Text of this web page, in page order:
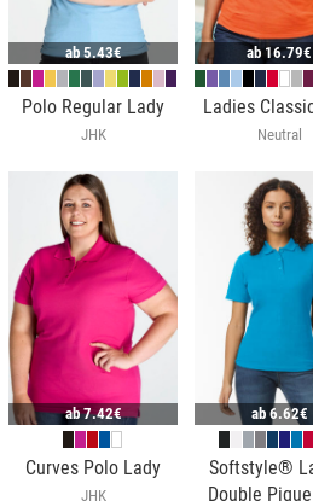
ab5.43€
Polo Regular Lady
JHK
ab16.79€
Ladies
Neutral
ab7.42€
Curves Polo Lady
JHK
ab 6.62€
Softstyle®
Double